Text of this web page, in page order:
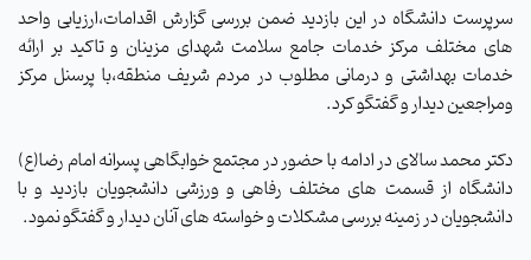
سرپرست دانشگاه در این بازدید ضمن بررسی گزارش اقدامات،ارزیابی واحد
های مختلف مرکز خدمات جامع سلامت شهدای مزینان و تاکید بر ارائه
خدمات بهداشتی و درمانی مطلوب در مردم شریف منطقه،با پرسنل مرکز
ومراجعین دیدار و گفتگو کرد.
دکتر محمد سالای در ادامه با حضور در مجتمع خوابگاهی پسرانه امام رضا(ع)
دانشگاه از قسمت های مختلف رفاهی و ورزشی دانشجویان بازدید و با
دانشجویان در زمینه بررسی مشکلات و خواسته های آنان دیدار و گفتگو نمود.